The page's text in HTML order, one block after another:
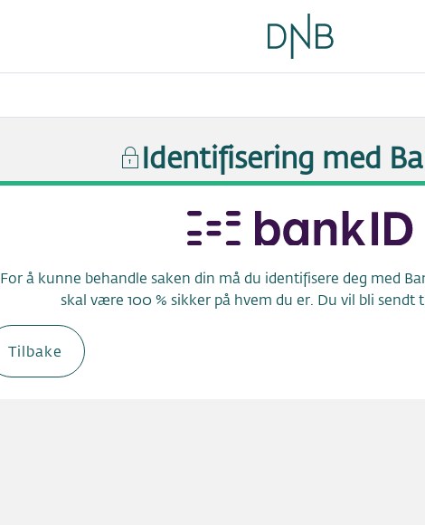
Identifisering med
For å kunne behandle saken din må du identifisere deg med
skal være 100 % sikker på hvem du er. Du vil bli sendt
Tilbake